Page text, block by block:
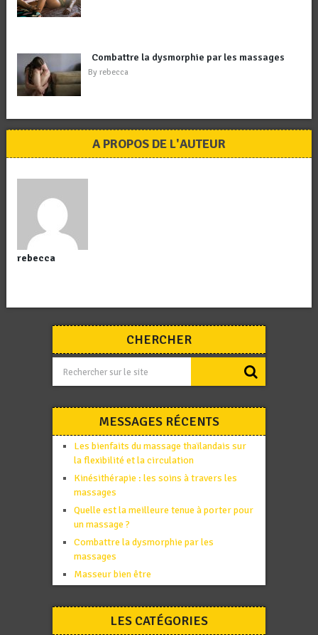
Combattre la dysmorphie par les massages
By rebecca
A PROPOS DE L'AUTEUR
rebecca
CHERCHER
MESSAGES RÉCENTS
Les bienfaits du massage thaïlandais sur
la flexibilité et la circulation
Kinésithérapie : les soins à travers les
massages
Quelle est la meilleure tenue à porter pour
un massage ?
Combattre la dysmorphie par les
massages
Masseur bien être
LES CATÉGORIES